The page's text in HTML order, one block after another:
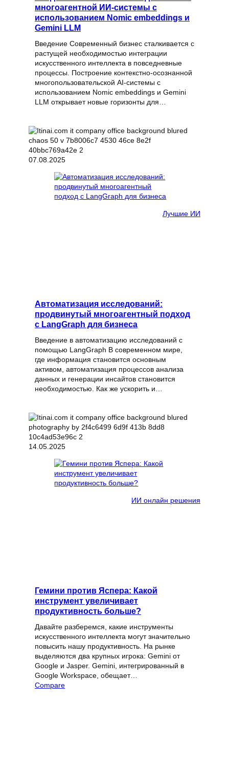
многоагентной ИИ-системы с
использованием Nomic embeddings и
Gemini LLM
Введение Современный бизнес сталкивается с
растущей необходимостью интеграции
искусственного интеллекта в повседневные
процессы. Построение контекстно-осознанной
многопользовательской AI-системы с
использованием Nomic embeddings и Gemini
LLM открывает новые горизонты для…
07.08.2025
Лучшие ИИ
Автоматизация исследований:
продвинутый многоагентный подход
с LangGraph для бизнеса
Введение в автоматизацию исследований с
помощью LangGraph В современном мире,
где информация становится основным
активом, автоматизация процессов анализа
данных и генерации инсайтов становится
необходимостью. Как же ускорить и…
14.05.2025
ИИ онлайн решения
Гемини против Яспера: Какой
инструмент увеличивает
продуктивность больше?
Давайте разберемся, какие инструменты
искусственного интеллекта могут значительно
повысить нашу продуктивность. На рынке
выделяются два крупных игрока: Gemini от
Google и Jasper. Gemini, интегрированный в
Google Workspace, обещает…
Compare